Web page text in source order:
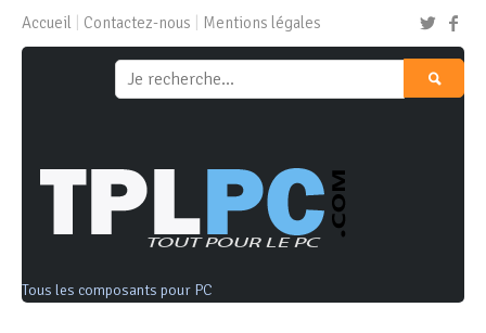
Accueil Contactez-nous Mentions légales
Tous les composants pour PC